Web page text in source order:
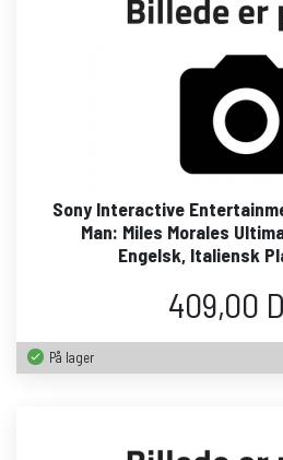
Sony Interactive
Man: Miles Morales
Engelsk, Italiensk
409,00
På lager